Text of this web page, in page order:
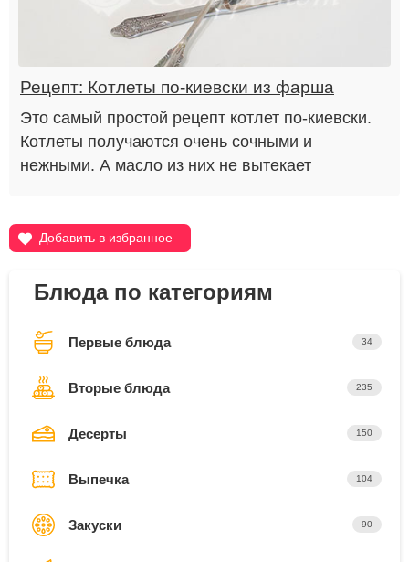
Рецепт: Котлеты по-киевски из фарша
Это самый простой рецепт котлет по-киевски.
Котлеты получаются очень сочными и
нежными. А масло из них не вытекает
Добавить в избранное
Блюда по категориям
Первые блюда 34
Вторые блюда 235
Десерты 150
Выпечка 104
Закуски 90